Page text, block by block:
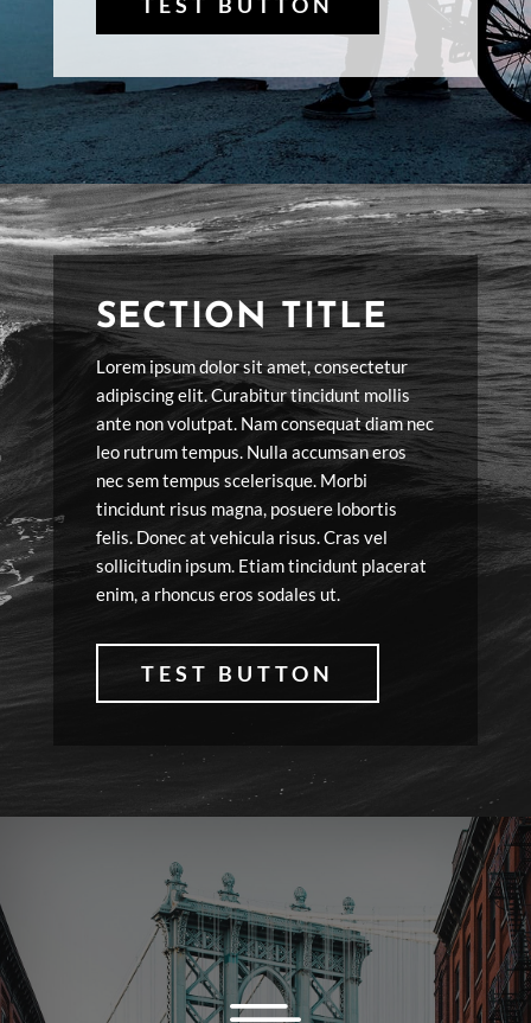
SECTION TITLE
Lorem ipsum dolor sit amet, consectetur
adipiscing elit. Curabitur tincidunt mollis
ante non volutpat. Nam consequat diam nec
leo rutrum tempus. Nulla accumsan eros
nec sem tempus scelerisque. Morbi
tincidunt risus magna, posuere lobortis
felis. Donec at vehicula risus. Cras vel
sollicitudin ipsum. Etiam tincidunt placerat
enim, a rhoncus eros sodales ut.
TEST BUTTON